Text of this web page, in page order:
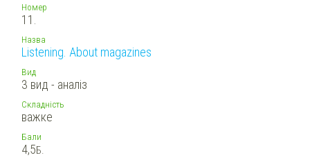
Номер
11.
Назва
Listening. About magazines
Вид
3 вид - аналіз
Складність
важке
Бали
4,5Б.